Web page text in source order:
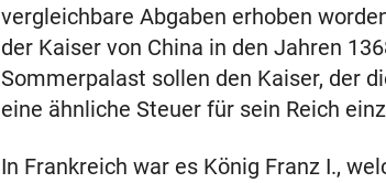
vergleichbare Abgaben erhoben
der Kaiser von China in den Jahren
Sommerpalast sollen den Kaiser, der
eine ähnliche Steuer für sein Reich
In Frankreich war es König Franz I.,